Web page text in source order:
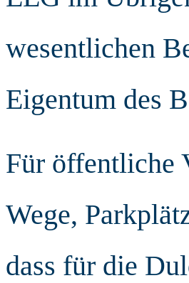
wesentlichen
Eigentum des
Für öffentliche
Wege,
dass für die